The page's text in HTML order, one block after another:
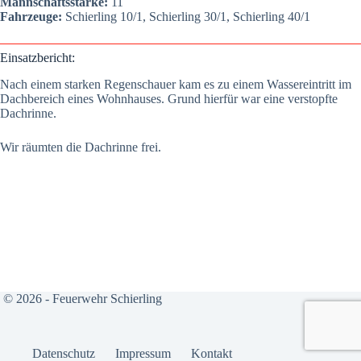
Fahr­zeu­ge: Schier­ling 10/1, Schier­ling 30/1, Schier­ling 40/1
Ein­satz­be­richt:
Nach einem star­ken Regen­schau­er kam es zu einem Was­ser­ein­tritt im
Dach­be­reich eines Wohn­hau­ses. Grund hier­für war eine ver­stopf­te
Dach­rin­ne.
Wir räum­ten die Dach­rin­ne frei.
© 2026 - Feuerwehr Schierling
Daten­schutz Impres­sum Kon­takt